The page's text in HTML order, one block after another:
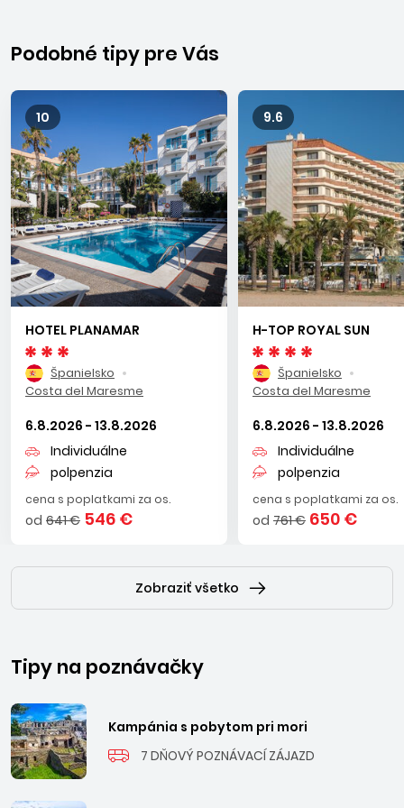
plynule prechádza do strediska Malgrat na pobreží Costa
del Maresme. Pri promenáde nájdete väčšinu obchodov,
reštaurácií so stredomorskými špecialitami, rázovitých
barov s kokteilmi a diskoték. Každý utorok sa konajú miestne
trhy pred hotelom Indalo Park. Medzi Santa Susannou a
Pinedou je športové stredisko (Dunas). Vzdialenosť od
letiska v Barcelone je asi 60 minút.
Podobné tipy pre Vás
10
HOTEL PLANAMAR
Španielsko
Costa del Maresme
6.8.2026 - 13.8.2026
Individuálne
polpenzia
cena s poplatkami za os.
od 641 € 546 €
9.6
H-TOP ROYAL SUN
Španielsko
Costa del Maresme
6.8.2026 - 13.8.2026
Individuálne
polpenzia
cena s poplatkami za os.
od 761 € 650 €
Zobraziť všetko
Tipy na poznávačky
Kampánia s pobytom pri mori
7 DŇOVÝ POZNÁVACÍ ZÁJAZD